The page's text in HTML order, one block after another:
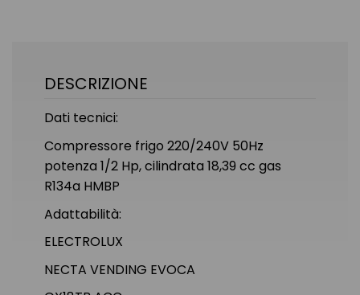
DESCRIZIONE
Dati tecnici:
Compressore frigo 220/240V 50Hz
potenza 1/2 Hp, cilindrata 18,39 cc gas
R134a HMBP
Adattabilità:
ELECTROLUX
NECTA VENDING EVOCA